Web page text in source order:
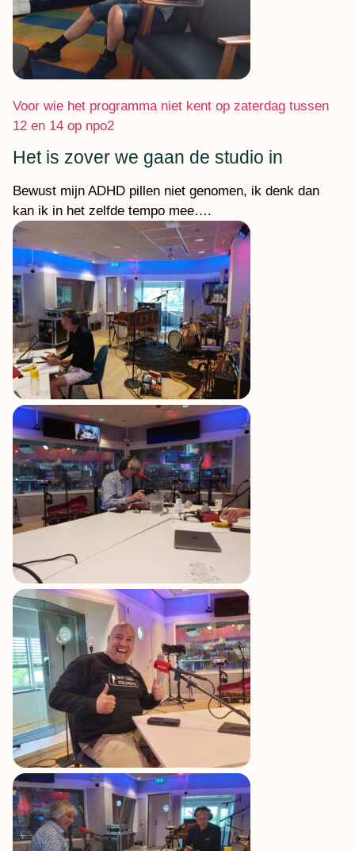
Voor wie het programma niet kent op zaterdag tussen
12 en 14 op npo2
Het is zover we gaan de studio in
Bewust mijn ADHD pillen niet genomen, ik denk dan
kan ik in het zelfde tempo mee….